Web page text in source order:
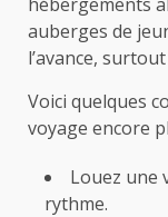
auberges de
l’avance,
Voici quelques
voyage encore
Louez une
rythme.